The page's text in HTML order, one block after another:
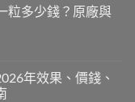
粒多少錢？原廠與
年效果、價錢、